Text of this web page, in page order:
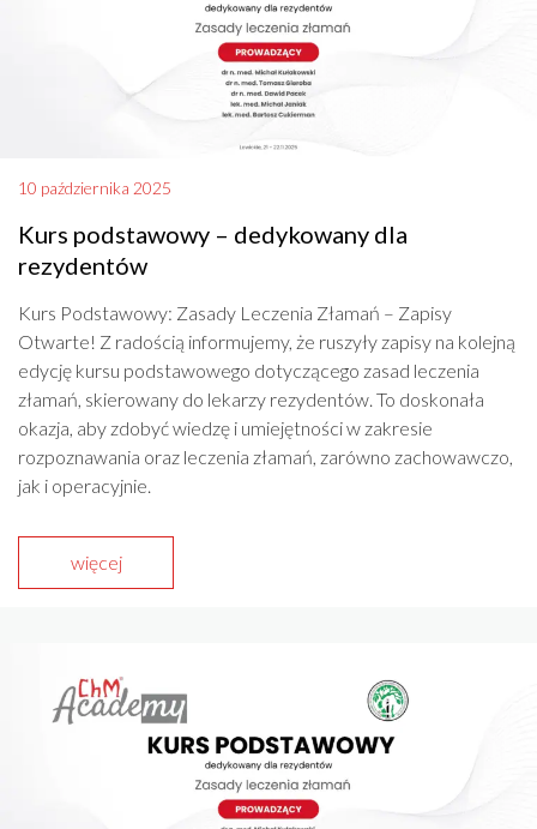
10 października 2025
Kurs podstawowy – dedykowany dla
rezydentów
Kurs Podstawowy: Zasady Leczenia Złamań – Zapisy
Otwarte! Z radością informujemy, że ruszyły zapisy na kolejną
edycję kursu podstawowego dotyczącego zasad leczenia
złamań, skierowany do lekarzy rezydentów. To doskonała
okazja, aby zdobyć wiedzę i umiejętności w zakresie
rozpoznawania oraz leczenia złamań, zarówno zachowawczo,
jak i operacyjnie.
więcej